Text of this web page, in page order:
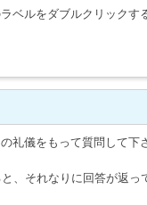
ベルをダブルクリックす
礼儀をもって質問して下
、それなりに回答が返っ